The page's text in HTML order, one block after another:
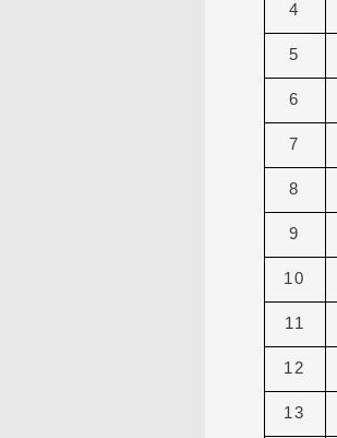
4
5
6
7
8
9
10
11
12
13